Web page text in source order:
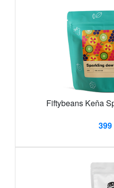
Fiftybeans Keňa